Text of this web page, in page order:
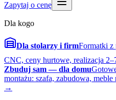
Zapytaj o cenę
Dla kogo
Dla stolarzy i firmFormatki z
CNC, ceny hurtowe, realizacja
Zbuduj sam — dla domu
montażu: szafa, zabudowa, meble
→